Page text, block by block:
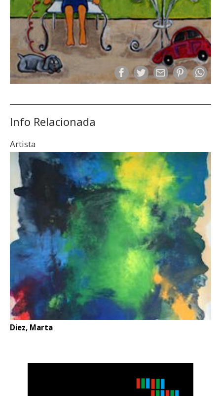
Info Relacionada
Artista
Diez, Marta